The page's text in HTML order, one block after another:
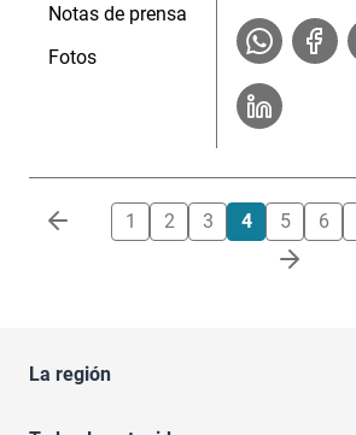
Notas de prensa
Fotos
Paginación 1 2 3 4 5 6
La región